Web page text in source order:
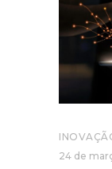
24 de